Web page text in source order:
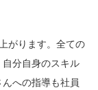
がります。全ての
分自身のスキル
への指導も社員